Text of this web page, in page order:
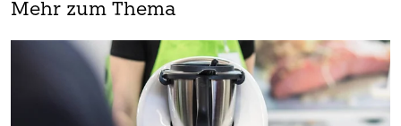
Mehr zum Thema